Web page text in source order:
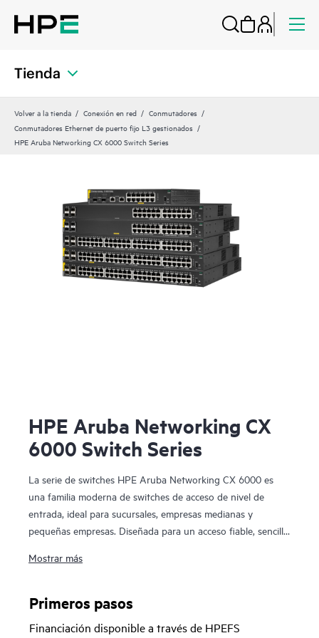
Tienda
Volver a la tienda Conexión en red
Conmutadores
Conmutadores Ethernet de puerto fijo L3 gestionados
HPE Aruba Networking CX 6000 Switch Series
HPE Aruba Networking CX
6000 Switch Series
La serie de switches HPE Aruba Networking CX 6000 es
una familia moderna de switches de acceso de nivel de
entrada, ideal para sucursales, empresas medianas y
pequeñas empresas. Diseñada para un acceso fiable, sencillo
acceso cableado conveniente y rentable para redes que
en la nube.
Prepara tu red para las demandas futuras con un potente
Mostrar más
Primeros pasos
Financiación disponible a través de HPEFS